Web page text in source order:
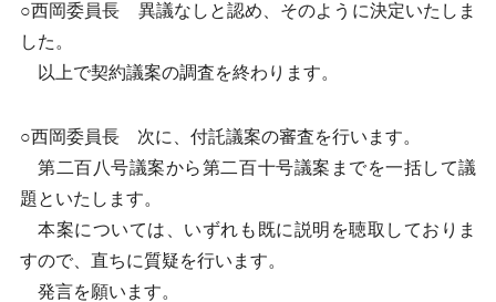
○西岡委員長 異議なしと認め、そのように決定いたしま
した。
以上で契約議案の調査を終わります。
○西岡委員長 次に、付託議案の審査を行います。
第二百八号議案から第二百十号議案までを一括して議
題といたします。
本案については、いずれも既に説明を聴取しておりま
すので、直ちに質疑を行います。
発言を願います。